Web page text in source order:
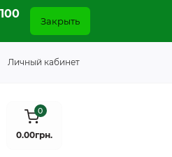
Закрыть
Личный кабинет
0
0.00грн.